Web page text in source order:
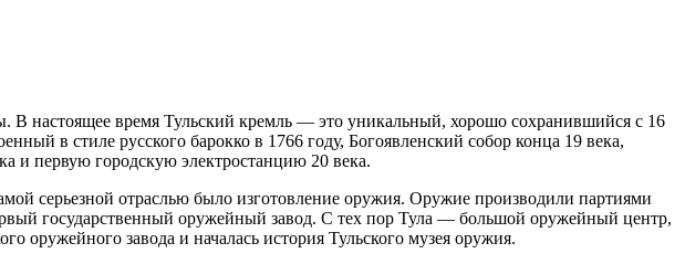
В настоящее время Тульский кремль — это уникальный, хорошо сохранившийся с 16
в стиле русского барокко в 1766 году, Богоявленский собор конца 19 века,
и первую городскую электростанцию 20 века.
серьезной отраслью было изготовление оружия. Оружие производили партиями
государственный оружейный завод. С тех пор Тула — большой оружейный центр,
оружейного завода и началась история Тульского музея оружия.